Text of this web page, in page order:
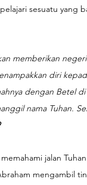
sesuatu yang
memberikan
diri
dengan Betel
nama Tuhan.
jalan
mengambil